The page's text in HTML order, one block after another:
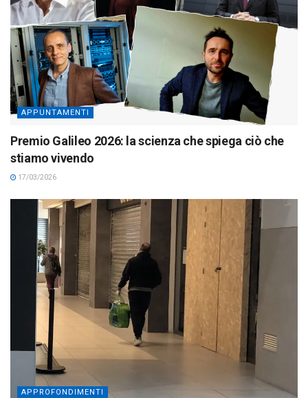
APPUNTAMENTI
Premio Galileo 2026: la scienza che spiega ciò che
stiamo vivendo
17/03/2026
APPROFONDIMENTI